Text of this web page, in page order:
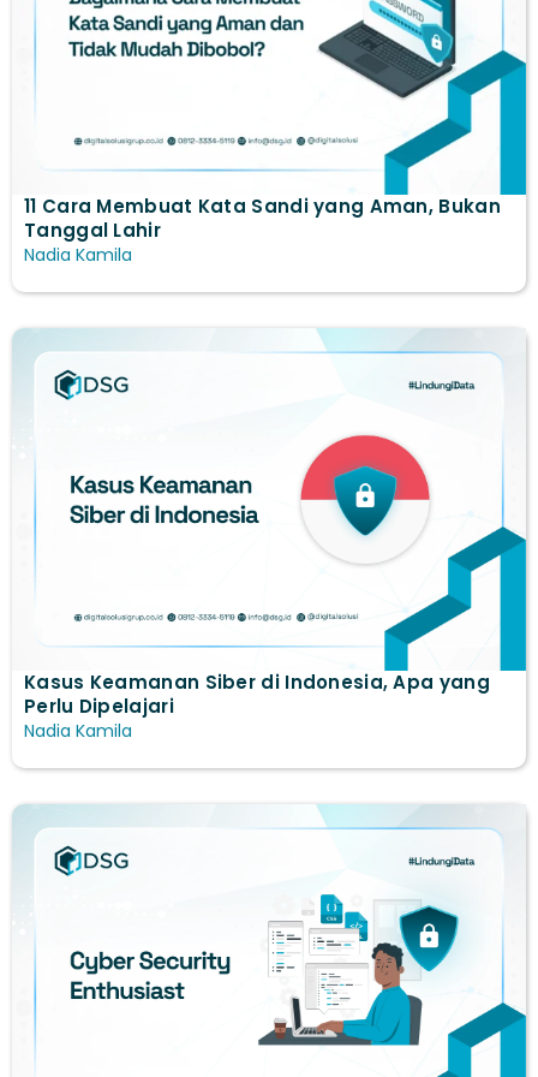
11 Cara Membuat Kata Sandi yang Aman, Bukan
Tanggal Lahir
Nadia Kamila
Kasus Keamanan Siber di Indonesia, Apa yang
Perlu Dipelajari
Nadia Kamila